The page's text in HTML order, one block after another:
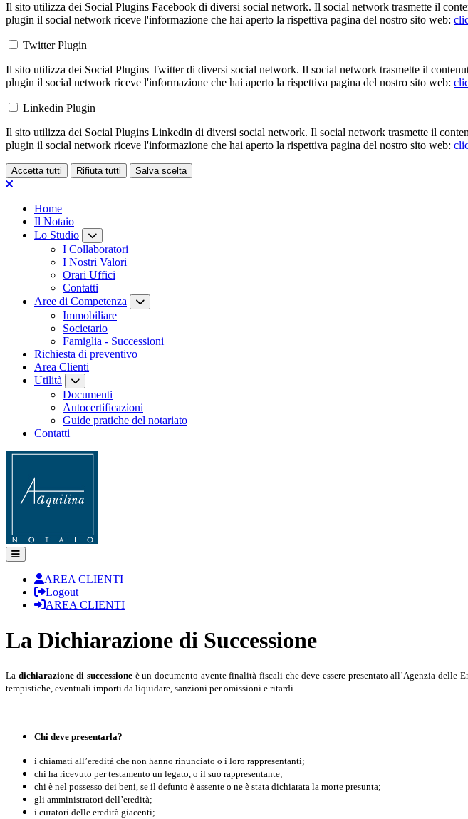
Il sito utilizza dei Social Plugins Facebook di diversi social network. Il social network trasmette il
plugin il social network riceve l'informazione che hai aperto la rispettiva pagina del nostro sito web:
Twitter Plugin
Il sito utilizza dei Social Plugins Twitter di diversi social network. Il social network trasmette il
plugin il social network riceve l'informazione che hai aperto la rispettiva pagina del nostro sito web:
Linkedin Plugin
Il sito utilizza dei Social Plugins Linkedin di diversi social network. Il social network trasmette il
plugin il social network riceve l'informazione che hai aperto la rispettiva pagina del nostro sito web:
Accetta tutti Rifiuta tutti Salva scelta
Loading...
Home
Il Notaio
Lo Studio
I Collaboratori
I Nostri Valori
Orari Uffici
Contatti
Aree di Competenza
Immobiliare
Societario
Famiglia - Successioni
Richiesta di preventivo
Area Clienti
Utilità
Documenti
Autocertificazioni
Guide pratiche del notariato
Contatti
AREA CLIENTI
Logout
AREA CLIENTI
La Dichiarazione di Successione
La dichiarazione di successione è un documento avente finalità fiscali che deve essere presentato all’Agenzia delle
tempistiche, eventuali importi da liquidare, sanzioni per omissioni e ritardi.
Chi deve presentarla?
i chiamati all’eredità che non hanno rinunciato o i loro rappresentanti;
chi ha ricevuto per testamento un legato, o il suo rappresentante;
chi è nel possesso dei beni, se il defunto è assente o ne è stata dichiarata la morte presunta;
gli amministratori dell’eredità;
i curatori delle eredità giacenti;